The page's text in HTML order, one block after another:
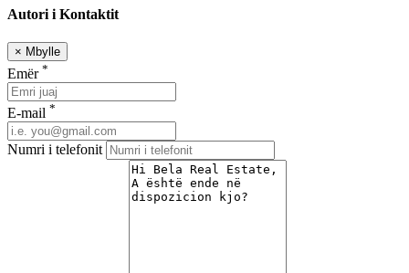
Autori i Kontaktit
× Mbylle
Emër *
E-mail *
Numri i telefonit